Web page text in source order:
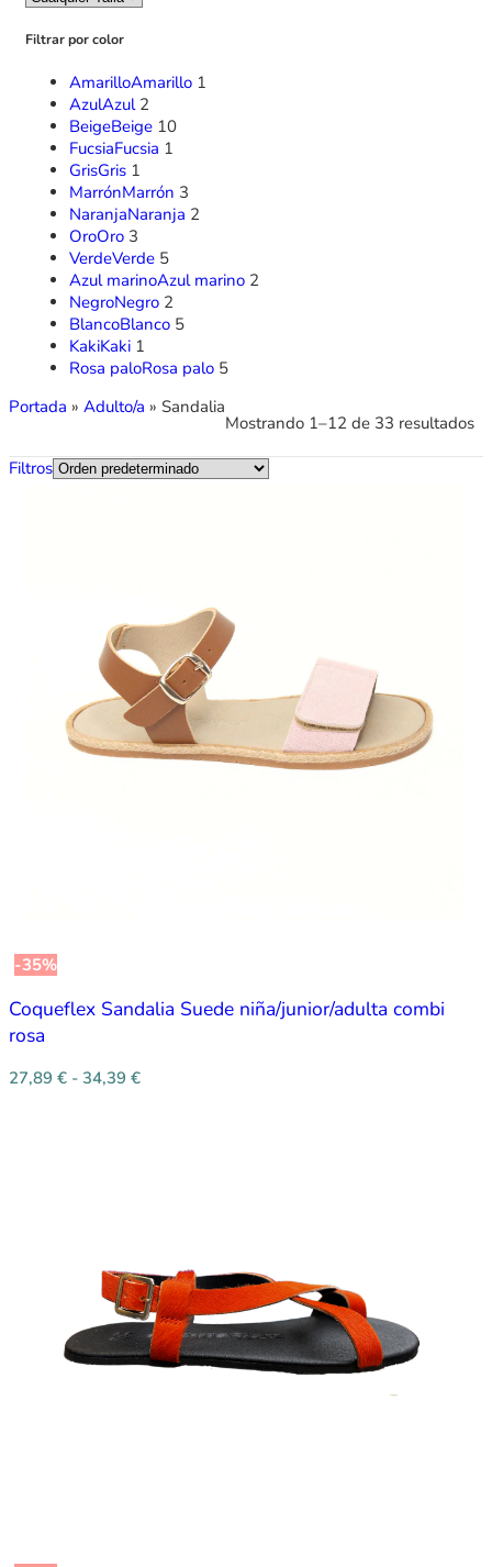
Filtrar por color
AmarilloAmarillo 1
AzulAzul 2
BeigeBeige 10
FucsiaFucsia 1
GrisGris 1
MarrónMarrón 3
NaranjaNaranja 2
OroOro 3
VerdeVerde 5
Azul marinoAzul marino 2
NegroNegro 2
BlancoBlanco 5
KakiKaki 1
Rosa paloRosa palo 5
Portada » Adulto/a » Sandalia
Mostrando 1–12 de 33 resultados
Filtros
-35%
Coqueflex Sandalia Suede niña/junior/adulta combi
rosa
27,89 € - 34,39 €